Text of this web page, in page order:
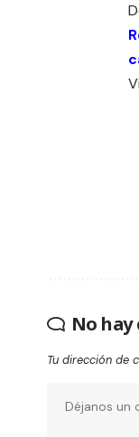
No
Tu dirección de